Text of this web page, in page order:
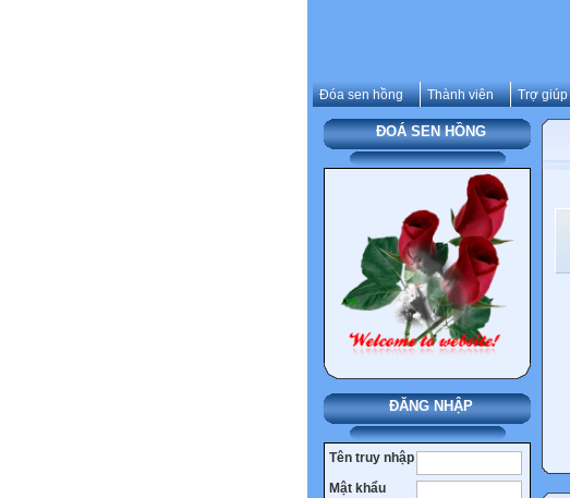
Đóa sen hồng Thành viên Trợ giúp
ĐOÁ SEN HỒNG
ĐĂNG NHẬP
Tên truy nhập
Mật khẩu